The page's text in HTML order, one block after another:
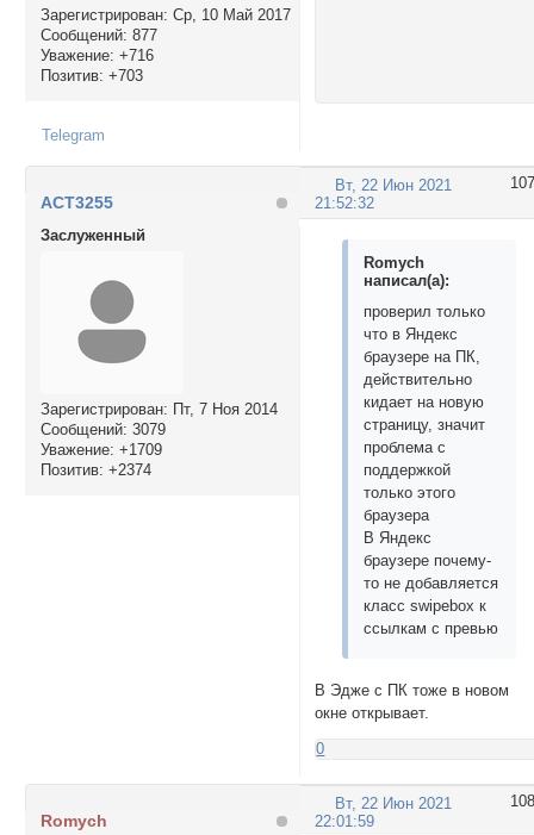
Зарегистрирован: Ср, 10 Май 2017
Сообщений: 877
Уважение: +716
Позитив: +703
Telegram
107
Вт, 22 Июн 2021
21:52:32
ACT3255
Заслуженный
Зарегистрирован: Пт, 7 Ноя 2014
Сообщений: 3079
Уважение: +1709
Позитив: +2374
Romych
написал(а):
проверил только
что в Яндекс
браузере на ПК,
действительно
кидает на новую
страницу, значит
проблема с
поддержкой
только этого
браузера
В Яндекс
браузере почему-
то не добавляется
класс swipebox к
ссылкам с превью
В Эдже с ПК тоже в новом
окне открывает.
0
108
Вт, 22 Июн 2021
22:01:59
Romych